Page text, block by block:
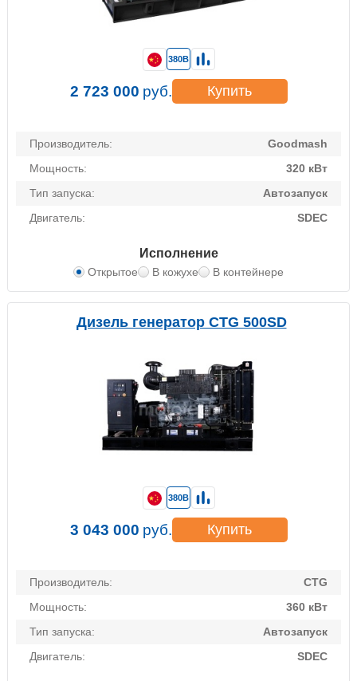
Производитель:
Goodmash
Мощность:
320 кВт
Тип запуска:
Автозапуск
Двигатель:
SDEC
Исполнение
Открытое В кожухе В контейнере
380В
2 723 000 руб. Купить
Дизель генератор CTG 500SD
Производитель:
CTG
Мощность:
360 кВт
Тип запуска:
Автозапуск
Двигатель:
SDEC
380В
3 043 000 руб. Купить